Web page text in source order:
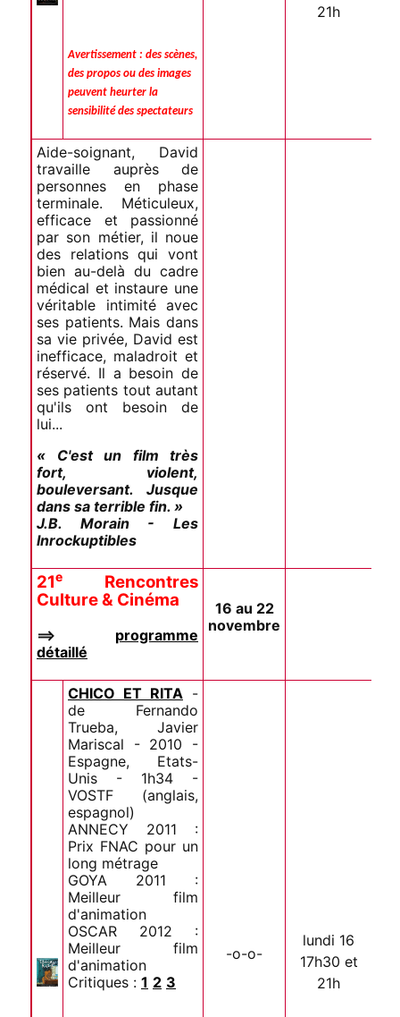
Avertissement : des scènes,
des propos ou des images
peuvent heurter la
sensibilité des spectateurs
21h
Aide-soignant, David
travaille auprès de
personnes en phase
terminale. Méticuleux,
efficace et passionné
par son métier, il noue
des relations qui vont
bien au-delà du cadre
médical et instaure une
véritable intimité avec
ses patients. Mais dans
sa vie privée, David est
inefficace, maladroit et
réservé. Il a besoin de
ses patients tout autant
qu'ils ont besoin de
lui...
« C'est un film très
fort, violent,
bouleversant. Jusque
dans sa terrible fin. »
J.B. Morain - Les
Inrockuptibles
21e
Rencontres
Culture & Cinéma
==> programme
détaillé
16 au 22
novembre
CHICO ET RITA -
de Fernando
Trueba, Javier
Mariscal - 2010 -
Espagne, Etats-
Unis - 1h34 -
VOSTF (anglais,
espagnol)
ANNECY 2011 :
Prix FNAC pour un
long métrage
GOYA 2011 :
Meilleur film
d'animation
OSCAR 2012 :
Meilleur film
d'animation
Critiques : 1 2 3
-o-o-
lundi 16
17h30 et
21h